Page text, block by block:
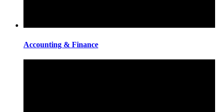
Accounting & Finance